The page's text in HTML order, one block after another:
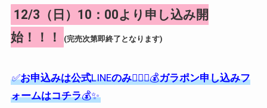
12/3（日）10：00より申し込み開
始！！！
(完売次第即終了となります)
✅お申込みは公式LINEのみ🙇‍♀️✨💰ガラポン申し込みフ
ォームはコチラ💰✨